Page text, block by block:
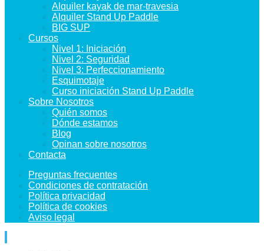
Alquiler kayak de mar-travesia
Alquiler Stand Up Paddle
BIG SUP
Cursos
Nivel 1: Iniciación
Nivel 2: Seguridad
Nivel 3: Perfeccionamiento
Esquimotaje
Curso iniciación Stand Up Paddle
Sobre Nosotros
Quién somos
Dónde estamos
Blog
Opinan sobre nosotros
Contacta
Preguntas frecuentes
Condiciones de contratación
Política privacidad
Política de cookies
Aviso legal